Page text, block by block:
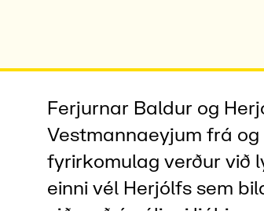
Ferjurnar Baldur og
Vestmannaeyjum frá
fyrirkomulag verður við
einni vél Herjólfs sem